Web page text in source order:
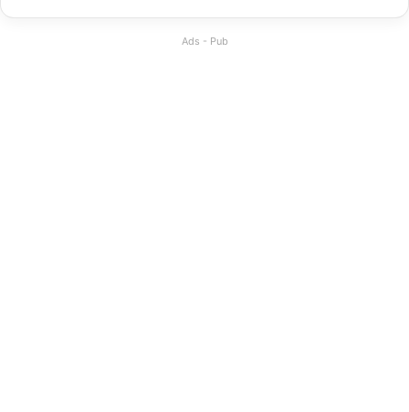
Ads - Pub